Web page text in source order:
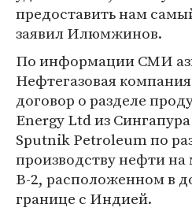
предоставить нам
заявил Илюмжинов.
По информации СМИ
Нефтегазовая
договор о разделе
Energy Ltd из
Sputnik Petroleum по
производству нефти
B-2, расположенном в
границе с Индией.